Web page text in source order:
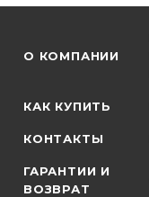
О КОМПАНИИ
КАК КУПИТЬ
КОНТАКТЫ
ГАРАНТИИ И
ВОЗВРАТ